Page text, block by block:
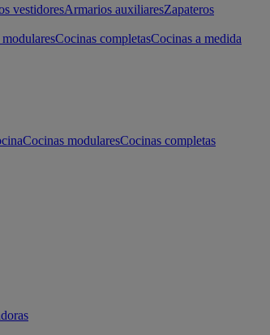
vestidoresArmarios auxiliaresZapateros
Cocinas completasCocinas a medida
Cocinas modularesCocinas completas